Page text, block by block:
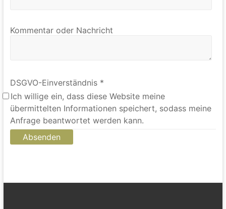
Kommentar oder Nachricht
DSGVO-Einverständnis
Ich willige ein, dass diese Website meine